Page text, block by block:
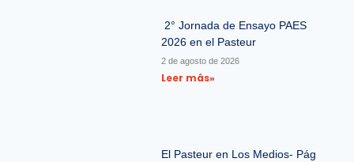
2° Jornada de Ensayo PAES
2026 en el Pasteur
2 de agosto de 2026
Leer más»
El Pasteur en Los Medios- Pág